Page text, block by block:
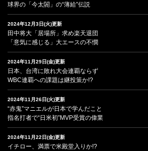
球界の「今太閤」の“薄給”伝説
2024年12月3日(火)更新
田中将大「居場所」求め楽天退団
「意気に感じる」大エースの不憫
2024年11月29日(金)更新
日本、台湾に敗れ大会連覇ならず
WBC連覇への課題は継投策か!?
2024年11月26日(火)更新
“赤鬼”マニエルが日本で学んだこと
指名打者で“日米初”MVP受賞の偉業
2024年11月22日(金)更新
イチロー、満票で米殿堂入りか!?